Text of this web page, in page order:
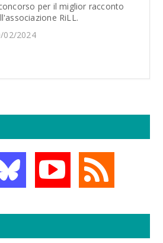
per il miglior racconto
RiLL.
02/2024